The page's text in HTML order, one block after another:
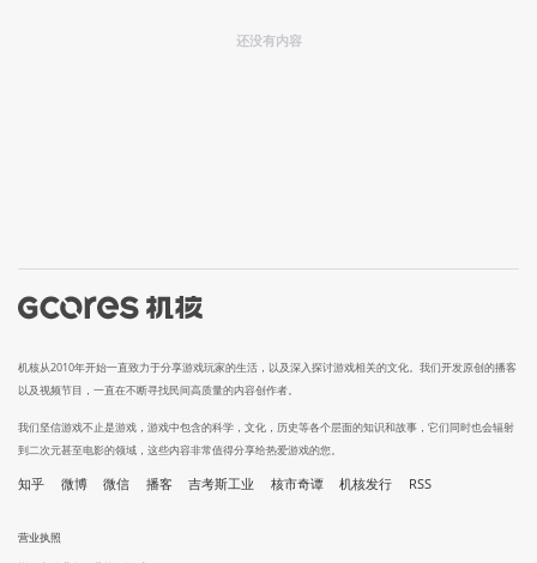
还没有内容
机核从2010年开始一直致力于分享游戏玩家的生活，以及深入探讨游戏相关的文化。我们开发原创的播客
以及视频节目，一直在不断寻找民间高质量的内容创作者。
我们坚信游戏不止是游戏，游戏中包含的科学，文化，历史等各个层面的知识和故事，它们同时也会辐射
到二次元甚至电影的领域，这些内容非常值得分享给热爱游戏的您。
知乎 微博 微信 播客 吉考斯工业 核市奇谭 机核发行 RSS
营业执照